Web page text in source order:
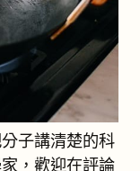
子講清楚的科
，歡迎在評論